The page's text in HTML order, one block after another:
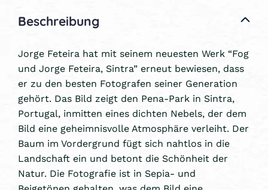
Beschreibung
Jorge Feteira hat mit seinem neuesten Werk “Fog
und Jorge Feteira, Sintra” erneut bewiesen, dass
er zu den besten Fotografen seiner Generation
gehört. Das Bild zeigt den Pena-Park in Sintra,
Portugal, inmitten eines dichten Nebels, der dem
Bild eine geheimnisvolle Atmosphäre verleiht. Der
Baum im Vordergrund fügt sich nahtlos in die
Landschaft ein und betont die Schönheit der
Natur. Die Fotografie ist in Sepia- und